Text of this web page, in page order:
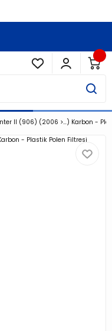
II (906) (2006 >…) Karbon -